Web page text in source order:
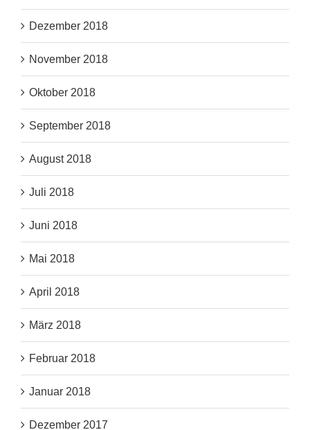
Dezember 2018
November 2018
Oktober 2018
September 2018
August 2018
Juli 2018
Juni 2018
Mai 2018
April 2018
März 2018
Februar 2018
Januar 2018
Dezember 2017